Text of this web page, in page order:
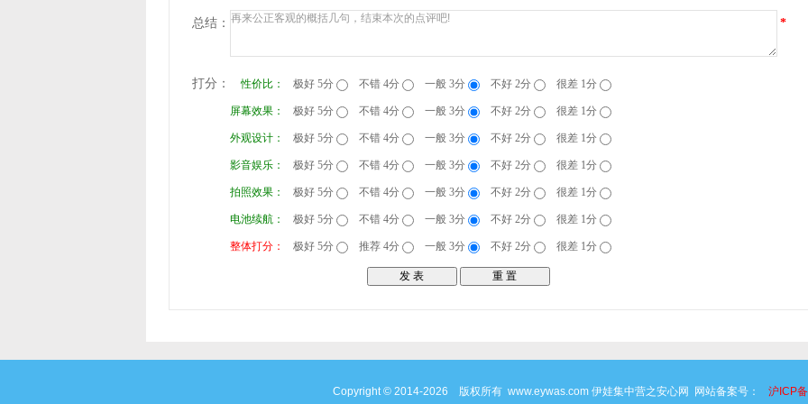
总结： *
打分： 性价比： 极好 5分 不错 4分 一般 3分 不好 2分 很差 1分
屏幕效果： 极好 5分 不错 4分 一般 3分 不好 2分 很差 1分
外观设计： 极好 5分 不错 4分 一般 3分 不好 2分 很差 1分
影音娱乐： 极好 5分 不错 4分 一般 3分 不好 2分 很差 1分
拍照效果： 极好 5分 不错 4分 一般 3分 不好 2分 很差 1分
电池续航： 极好 5分 不错 4分 一般 3分 不好 2分 很差 1分
整体打分： 极好 5分 推荐 4分 一般 3分 不好 2分 很差 1分
Copyright © 2014-2026 版权所有 www.eywas.com 伊娃集中营之安心网 网站备案号： 沪ICP